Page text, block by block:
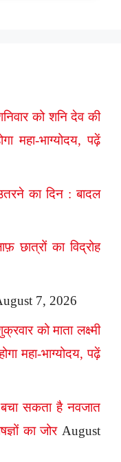
को शनि देव की
महा-भाग्योदय, पढ़ें
का दिन : बादल
का विद्रोह
7, 2026
को माता लक्ष्मी
महा-भाग्योदय, पढ़ें
सकता है नवजात
का जोर August